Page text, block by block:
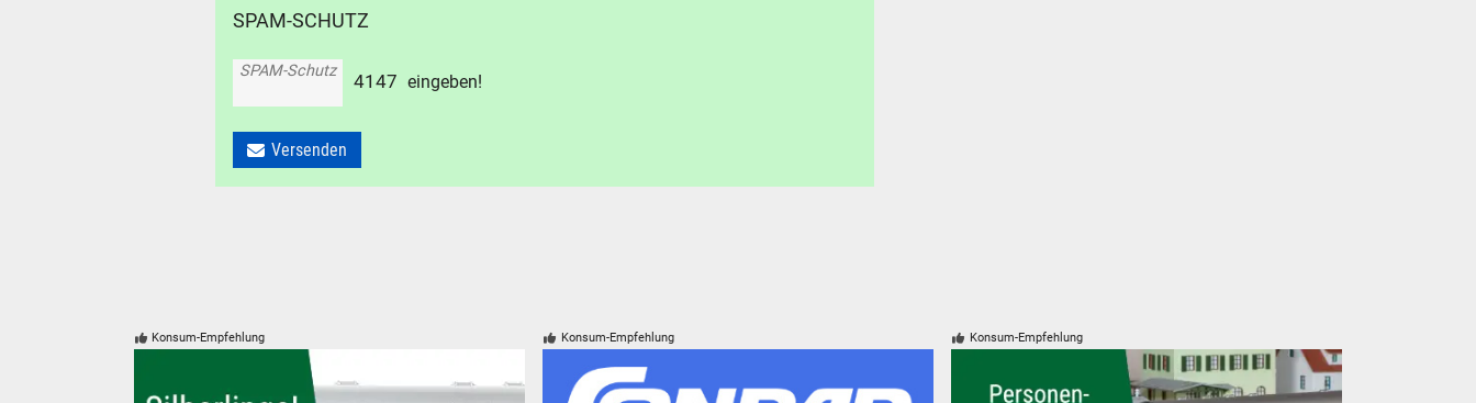
SPAM-SCHUTZ
SPAM-Schutz 41 47 eingeben!
Versenden
Konsum-Empfehlung Konsum-Empfehlung Konsum-Empfehlung